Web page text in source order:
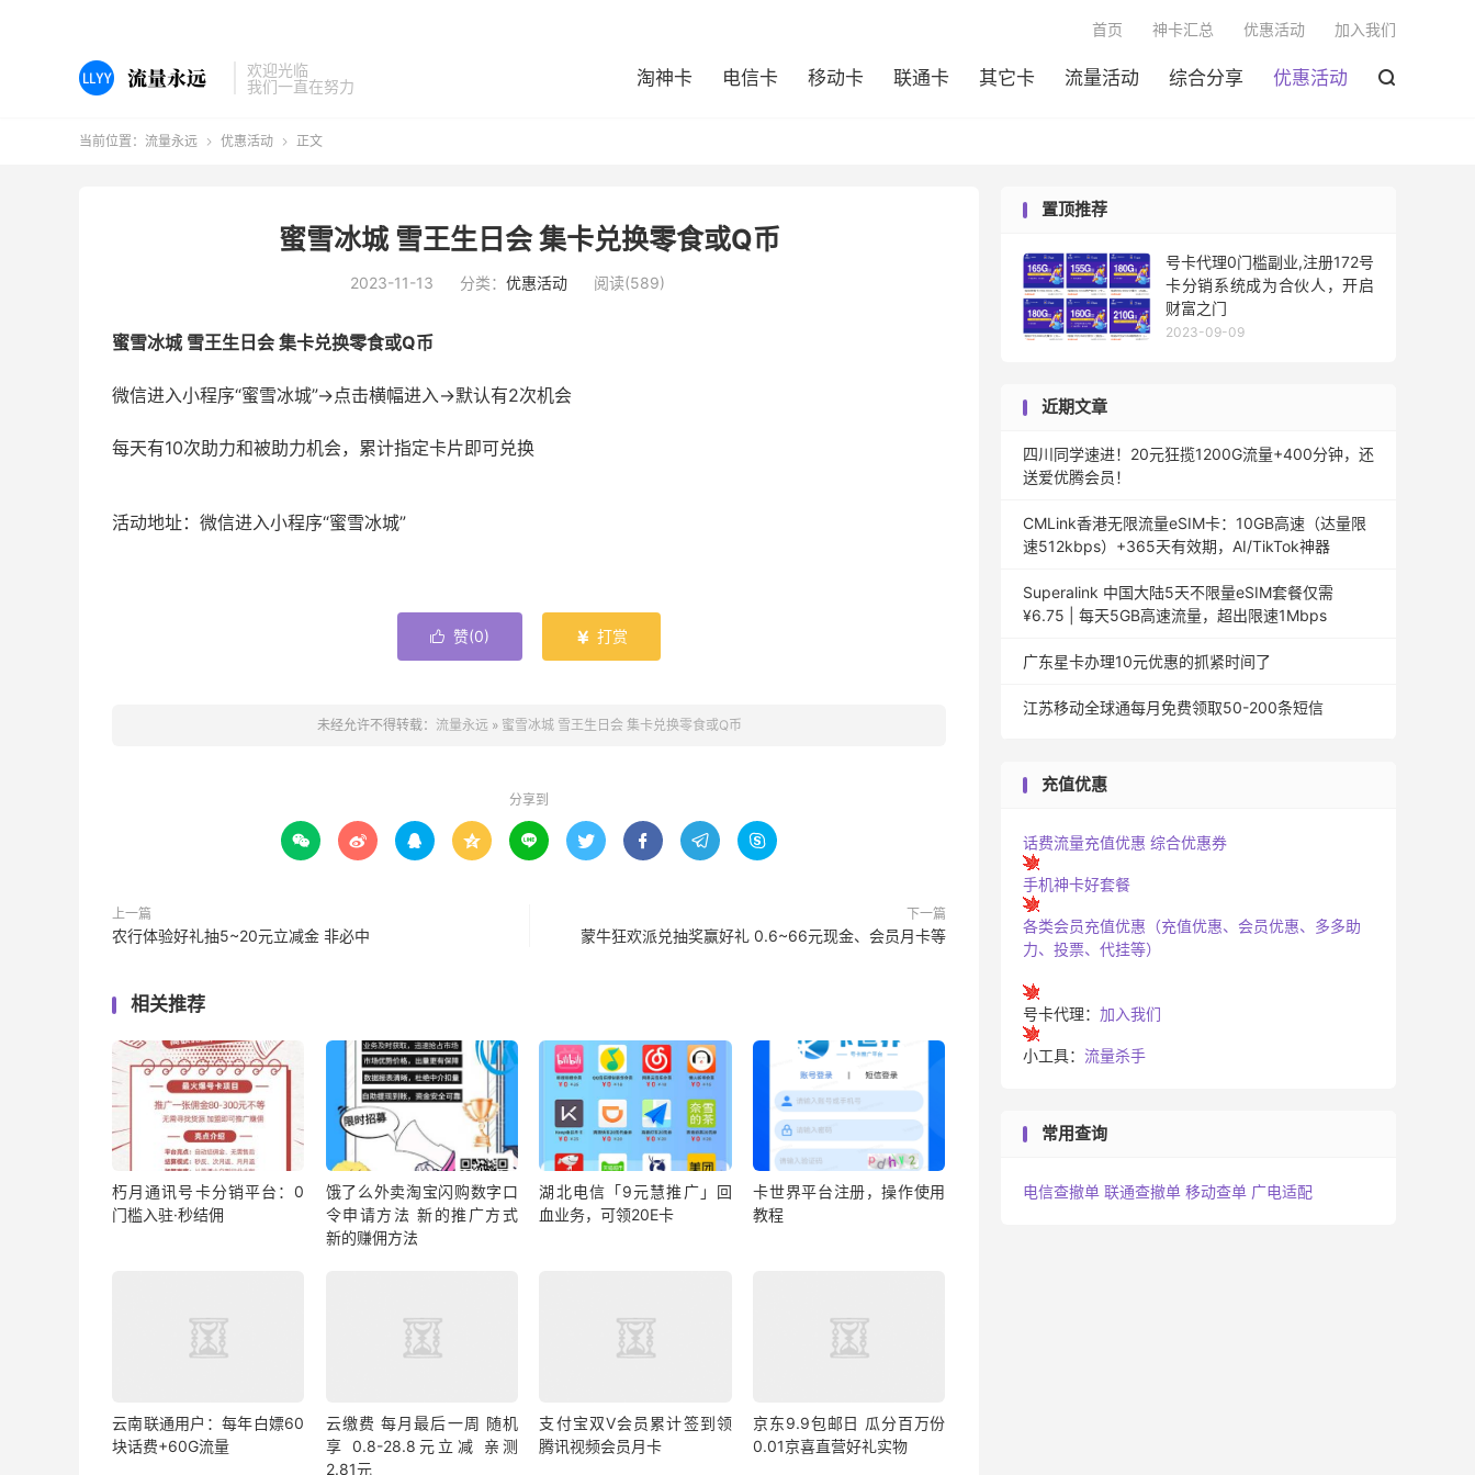
欢迎光临
我们一直在努力
淘神卡 电信卡 移动卡 联通卡 其它卡 流量活动 综合分享 优惠活动 
首页 神卡汇总 优惠活动 加入我们
当前位置： 流量永远  优惠活动  正文
蜜雪冰城 雪王生日会 集卡兑换零食或Q币
2023-11-13 分类： 优惠活动 阅读(589)
蜜雪冰城 雪王生日会 集卡兑换零食或Q币
微信进入小程序“蜜雪冰城”->点击横幅进入->默认有2次机会
每天有10次助力和被助力机会，累计指定卡片即可兑换
活动地址：微信进入小程序“蜜雪冰城”
 赞(0)  打赏
未经允许不得转载： 流量永远 » 蜜雪冰城 雪王生日会 集卡兑换零食或Q币
分享到
        
上一篇
农行体验好礼抽5~20元立减金 非必中
下一篇
蒙牛狂欢派兑抽奖赢好礼 0.6~66元现金、会员月卡等
相关推荐
朽月通讯号卡分销平台：0
门槛入驻·秒结佣
饿了么外卖淘宝闪购数字口
令申请方法 新的推广方式
新的赚佣方法
湖北电信「9元慧推广」回
血业务，可领20E卡
卡世界平台注册，操作使用
教程
云南联通用户：每年白嫖60
块话费+60G流量
云缴费 每月最后一周 随机
享 0.8-28.8元立减 亲测
2.81元
支付宝双V会员累计签到领
腾讯视频会员月卡
京东9.9包邮日 瓜分百万份
0.01京喜直营好礼实物
置顶推荐
号卡代理0门槛副业,注册172号
卡分销系统成为合伙人，开启
财富之门
2023-09-09
近期文章
四川同学速进！20元狂揽1200G流量+400分钟，还
送爱优腾会员！
CMLink香港无限流量eSIM卡：10GB高速（达量限
速512kbps）+365天有效期，AI/TikTok神器
Superalink 中国大陆5天不限量eSIM套餐仅需
¥6.75 | 每天5GB高速流量，超出限速1Mbps
广东星卡办理10元优惠的抓紧时间了
江苏移动全球通每月免费领取50-200条短信
充值优惠
话费流量充值优惠 综合优惠券
手机神卡好套餐
各类会员充值优惠（充值优惠、会员优惠、多多助
力、投票、代挂等）
号卡代理： 加入我们
小工具： 流量杀手
常用查询
电信查撤单 联通查撤单 移动查单 广电适配